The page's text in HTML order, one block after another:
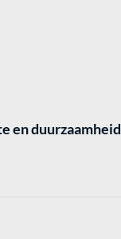
en duurzaamheid